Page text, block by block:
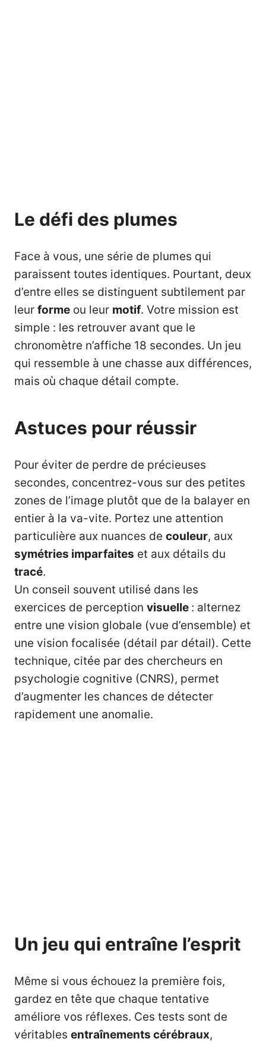
Le défi des plumes
Face à vous, une série de plumes qui
paraissent toutes identiques. Pourtant, deux
d’entre elles se distinguent subtilement par
leur forme ou leur motif. Votre mission est
simple : les retrouver avant que le
chronomètre n’affiche 18 secondes. Un jeu
qui ressemble à une chasse aux différences,
mais où chaque détail compte.
Astuces pour réussir
Pour éviter de perdre de précieuses
secondes, concentrez-vous sur des petites
zones de l’image plutôt que de la balayer en
entier à la va-vite. Portez une attention
particulière aux nuances de couleur, aux
symétries imparfaites et aux détails du
tracé.
Un conseil souvent utilisé dans les
exercices de perception visuelle : alternez
entre une vision globale (vue d’ensemble) et
une vision focalisée (détail par détail). Cette
technique, citée par des chercheurs en
psychologie cognitive (CNRS), permet
d’augmenter les chances de détecter
rapidement une anomalie.
Un jeu qui entraîne l’esprit
Même si vous échouez la première fois,
gardez en tête que chaque tentative
améliore vos réflexes. Ces tests sont de
véritables entraînements cérébraux,